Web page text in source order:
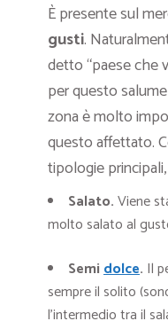
È presente sul
gusti.
detto “paese che
per questo
zona è molto
questo affettato.
tipologie
Salato.Viene
molto salato al
Semidolce. Il
sempre il solito
l’intermedio tra il